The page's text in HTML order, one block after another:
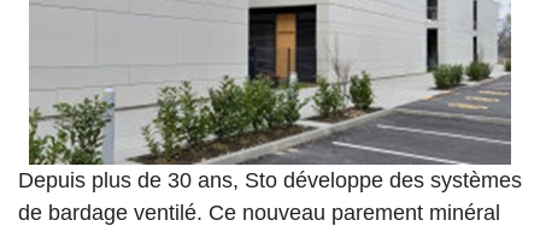
Depuis plus de 30 ans, Sto développe des systèmes
de bardage ventilé. Ce nouveau parement minéral